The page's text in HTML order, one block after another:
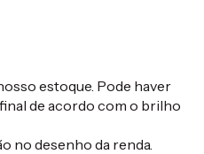
estoque. Pode haver
de acordo com o brilho
no desenho da renda.